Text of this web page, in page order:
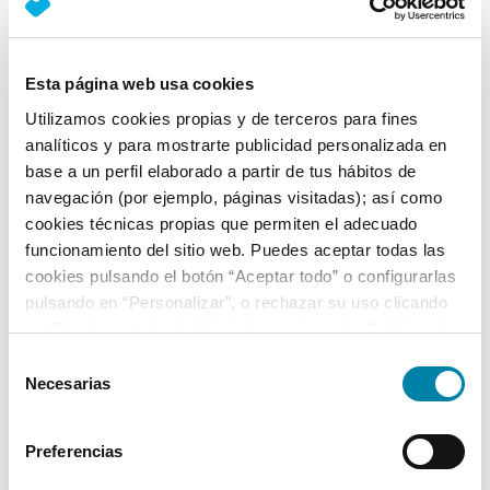
Esta página web usa cookies
Utilizamos cookies propias y de terceros para fines
analíticos y para mostrarte publicidad personalizada en
base a un perfil elaborado a partir de tus hábitos de
navegación (por ejemplo, páginas visitadas); así como
cookies técnicas propias que permiten el adecuado
funcionamiento del sitio web. Puedes aceptar todas las
cookies pulsando el botón “Aceptar todo” o configurarlas
pulsando en “Personalizar”, o rechazar su uso clicando
en “Rechazar todas”. Más información en laPolítica de
Necesarias
Preferencias
5 08/07/2016
Tracción
Delantera
Equipamiento*
Ficha técnica
Exterior
Interior